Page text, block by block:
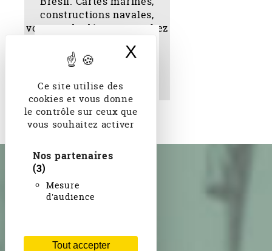
Ce site utilise des
cookies et vous donne
le contrôle sur ceux que
vous souhaitez activer
Nos partenaires
(3)
Mesure
d'audience
Tout accepter
X
Brésil. Cartes marines,
constructions navales,
voyages de découverte
1650 A. Anthiaume. 1916